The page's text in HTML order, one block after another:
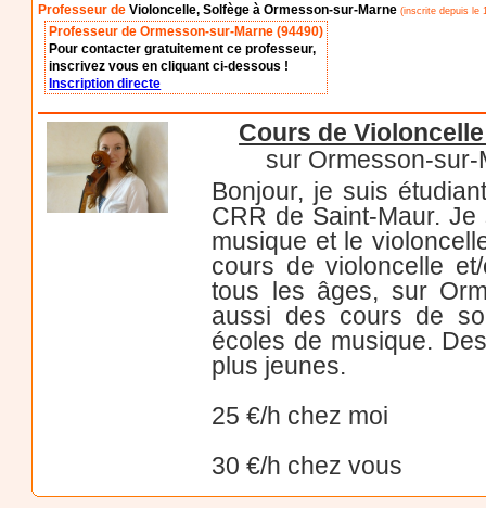
Professeur deVioloncelle, Solfège à Ormesson-sur-Marne (inscrite depuis le
Professeur de Ormesson-sur-Marne (94490)
Pour contacter gratuitement ce professeur,
inscrivez vous en cliquant ci-dessous !
Inscription directe
Cours de
sur Ormesson-
Bonjour, je suis
CRR de Saint-Maur.
musique et le
cours de violoncelle
tous les âges, sur
aussi des cours de
écoles de musique.
plus jeunes.
25 €/h chez moi
30 €/h chez vous